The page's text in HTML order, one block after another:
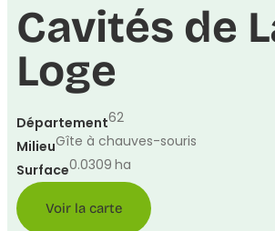
Cavités de
Loge
Département62
MilieuGîte à chauves-souris
Surface0.0309 ha
Voir la carte